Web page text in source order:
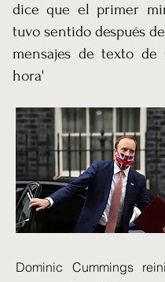
dice que el primer
tuvo sentido después
mensajes de texto de
hora'
Dominic Cummings